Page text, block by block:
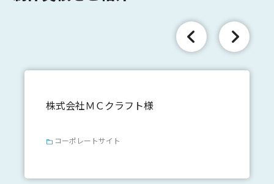
株式会社ＭＣクラフト様
コーポレートサイト